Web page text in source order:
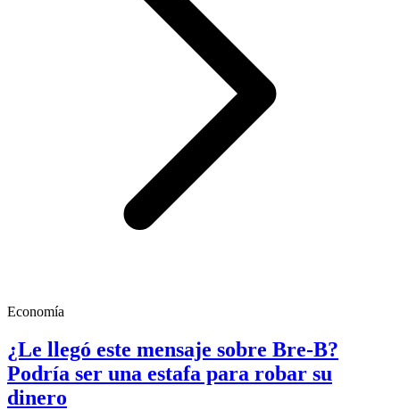
Economía
¿Le llegó este mensaje sobre Bre-B?
Podría ser una estafa para robar su
dinero